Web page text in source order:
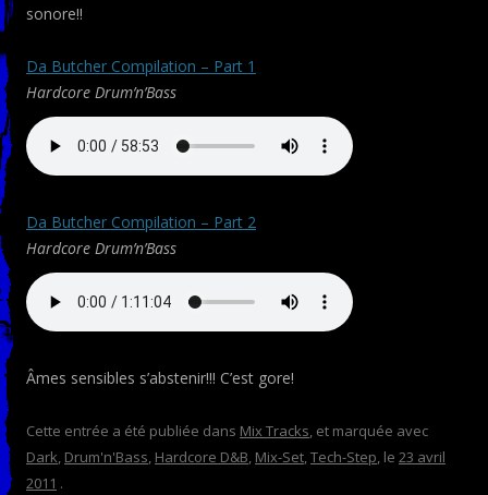
sonore!!
Da Butcher Compilation – Part 1
Hardcore Drum’n’Bass
Da Butcher Compilation – Part 2
Hardcore Drum’n’Bass
Âmes sensibles s’abstenir!!! C’est gore!
Cette entrée a été publiée dans Mix Tracks, et marquée avec
Dark, Drum'n'Bass, Hardcore D&B, Mix-Set,Tech-Step, le 23 avril
2011 .